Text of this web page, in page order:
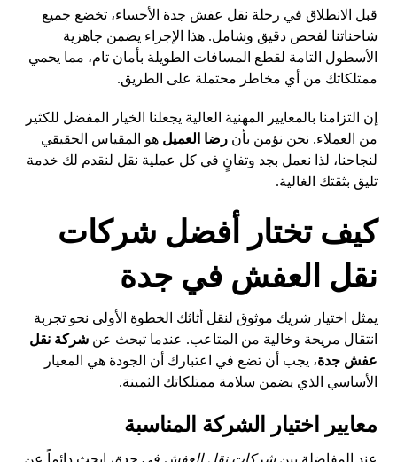
قبل الانطلاق في رحلة نقل عفش جدة الأحساء، تخضع جميع
شاحناتنا لفحص دقيق وشامل. هذا الإجراء يضمن جاهزية
الأسطول التامة لقطع المسافات الطويلة بأمان تام، مما يحمي
ممتلكاتك من أي مخاطر محتملة على الطريق.
إن التزامنا بالمعايير المهنية العالية يجعلنا الخيار المفضل للكثير
من العملاء. نحن نؤمن بأنرضا العميل هو المقياس الحقيقي
لنجاحنا، لذا نعمل بجد وتفانٍ في كل عملية نقل لنقدم لك خدمة
تليق بثقتك الغالية.
كيف تختار أفضل شركات
نقل العفش في جدة
يمثل اختيار شريك موثوق لنقل أثاثك الخطوة الأولى نحو تجربة
انتقال مريحة وخالية من المتاعب. عندما تبحث عنشركة نقل
عفش جدة، يجب أن تضع في اعتبارك أن الجودة هي المعيار
الأساسي الذي يضمن سلامة ممتلكاتك الثمينة.
معايير اختيار الشركة المناسبة
عند المفاضلة بينشركات نقل العفش في جدة، ابحث دائماً عن